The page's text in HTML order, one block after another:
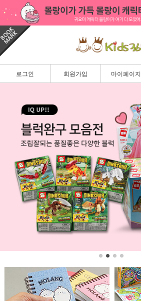
로그인 회원가입 마이페이지